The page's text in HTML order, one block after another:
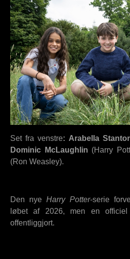
Set fra venstre: Arabella
Dominic McLaughlin (Harry
(Ron Weasley).
Den nye Harry Potter-serie
løbet af 2026, men en
offentliggjort.